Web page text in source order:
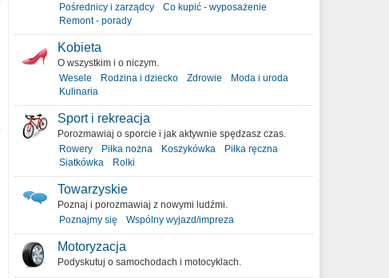
Pośrednicy i zarządcy
Co kupić - wyposażenie
Remont - porady
Kobieta
O wszystkim i o niczym.
Wesele
Rodzina i dziecko Zdrowie
Moda i uroda
Kulinaria
Sport i rekreacja
Porozmawiaj o sporcie i jak aktywnie spędzasz czas.
Rowery
Piłka nożna Koszykówka
Piłka ręczna
Siatkówka
Rolki
Towarzyskie
Poznaj i porozmawiaj z nowymi ludźmi.
Poznajmy się
Wspólny wyjazd/impreza
Motoryzacja
Podyskutuj o samochodach i motocyklach.